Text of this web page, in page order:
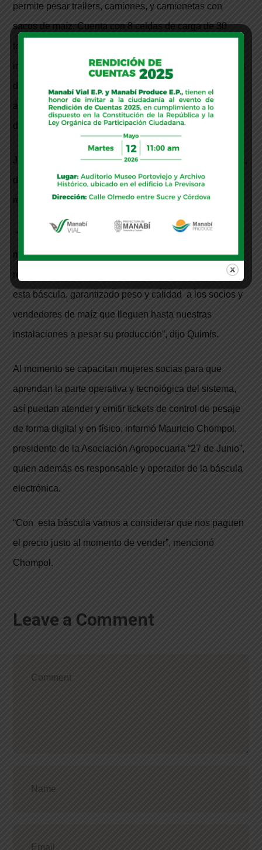
permite pesar trailers, camiones, y camionetas con
sacos de maíz. Cuenta con 8 celdas de carga de 30
toneladas cada una; un indicador de peso de acero
inoxidable de uso industrial; caja de empalme de cables
de intercomunicación; cableado hermético, tuberías,
aterrizaje electrónico; regulador de voltaje ; indicador
digital de peso.
Jofree Quimís, uno de los 60 miembros de la Asociación,
destacó que con este sistema de pesaje se ahorrará
recursos y tiempo.
“La época de producción de maíz inicia a mediados de
mayo y pensamos que en abril una vez que se
recolecte el maíz en la zona, ya estaremos utilizando
esta báscula, garantizado peso y calidad a los socios y
vendedores de maíz que lleguen hasta nuestras
instalaciones a pesar su producción”, dijo Quimís.
Al momento se capacitan mujeres socias para que
aprendan la parte operativa y tecnológica del sistema,
así puedan atender y emitir tickets de control de pesaje
de forma digital y en físico, informó Mauricio Chompol,
presidente de la Asociación Agropecuaria “27 de Junio”,
quien además es responsable y operador de la báscula
electrónica.
“Con esta báscula vamos a considerar que nos paguen
el precio justo al momento de vender”, mencionó
Chompol.
Leave a Comment